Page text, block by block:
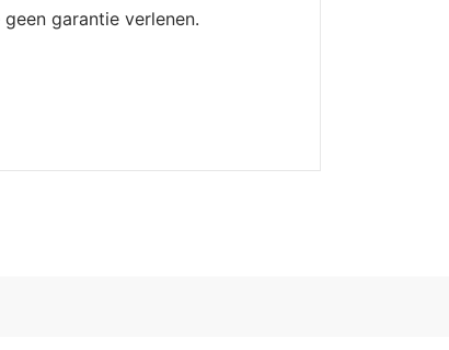
garantie verlenen.